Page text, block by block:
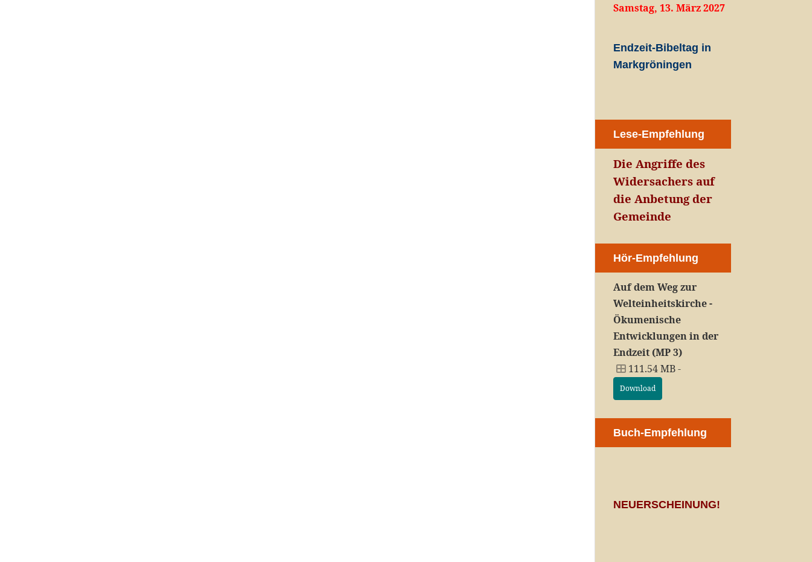
Samstag, 13. März 2027
Endzeit-Bibeltag in
Markgröningen
Lese-Empfehlung
Die Angriffe des
Widersachers auf
die Anbetung der
Gemeinde
Hör-Empfehlung
Auf dem Weg zur
Welteinheitskirche -
Ökumenische
Entwicklungen in der
Endzeit (MP 3)
111.54 MB -
Download
Buch-Empfehlung
NEUERSCHEINUNG!